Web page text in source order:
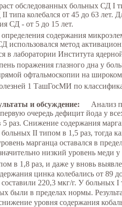
обследованных больных СД I
типа колебался от 45 до 63 лет.
СД - от 5 до 15 лет.
содержания
использовался метод
в лаборатории Института
поражения глазного дна у
офтальмоскопии на широком
1 ТашГосМИ по
и обсуждение:
Анализ
очередь дефицит йода у
5 раз. Снижение содержания
больных II типом в 1,5 раз, тогда
марганца оставался в
низкий уровень меди
в 1,8 раз, и даже у вновь
цинка колебались от 89
составили 220,3 мкг/г. У больных
были в пределах нормы.
уровня содержания